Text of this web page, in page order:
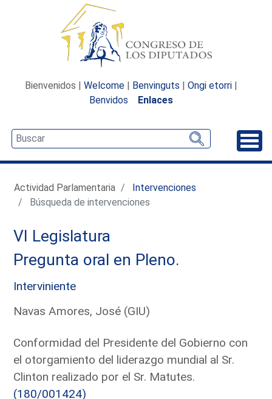
Bienvenidos | Welcome | Benvinguts | Ongi etorri |
Benvidos
Enlaces
Actividad Parlamentaria
Intervenciones
Búsqueda de intervenciones
VI Legislatura
Pregunta oral en Pleno.
Interviniente
Navas Amores, José (GIU)
Conformidad del Presidente del Gobierno con
el otorgamiento del liderazgo mundial al Sr.
Clinton realizado por el Sr. Matutes.
(180/001424)